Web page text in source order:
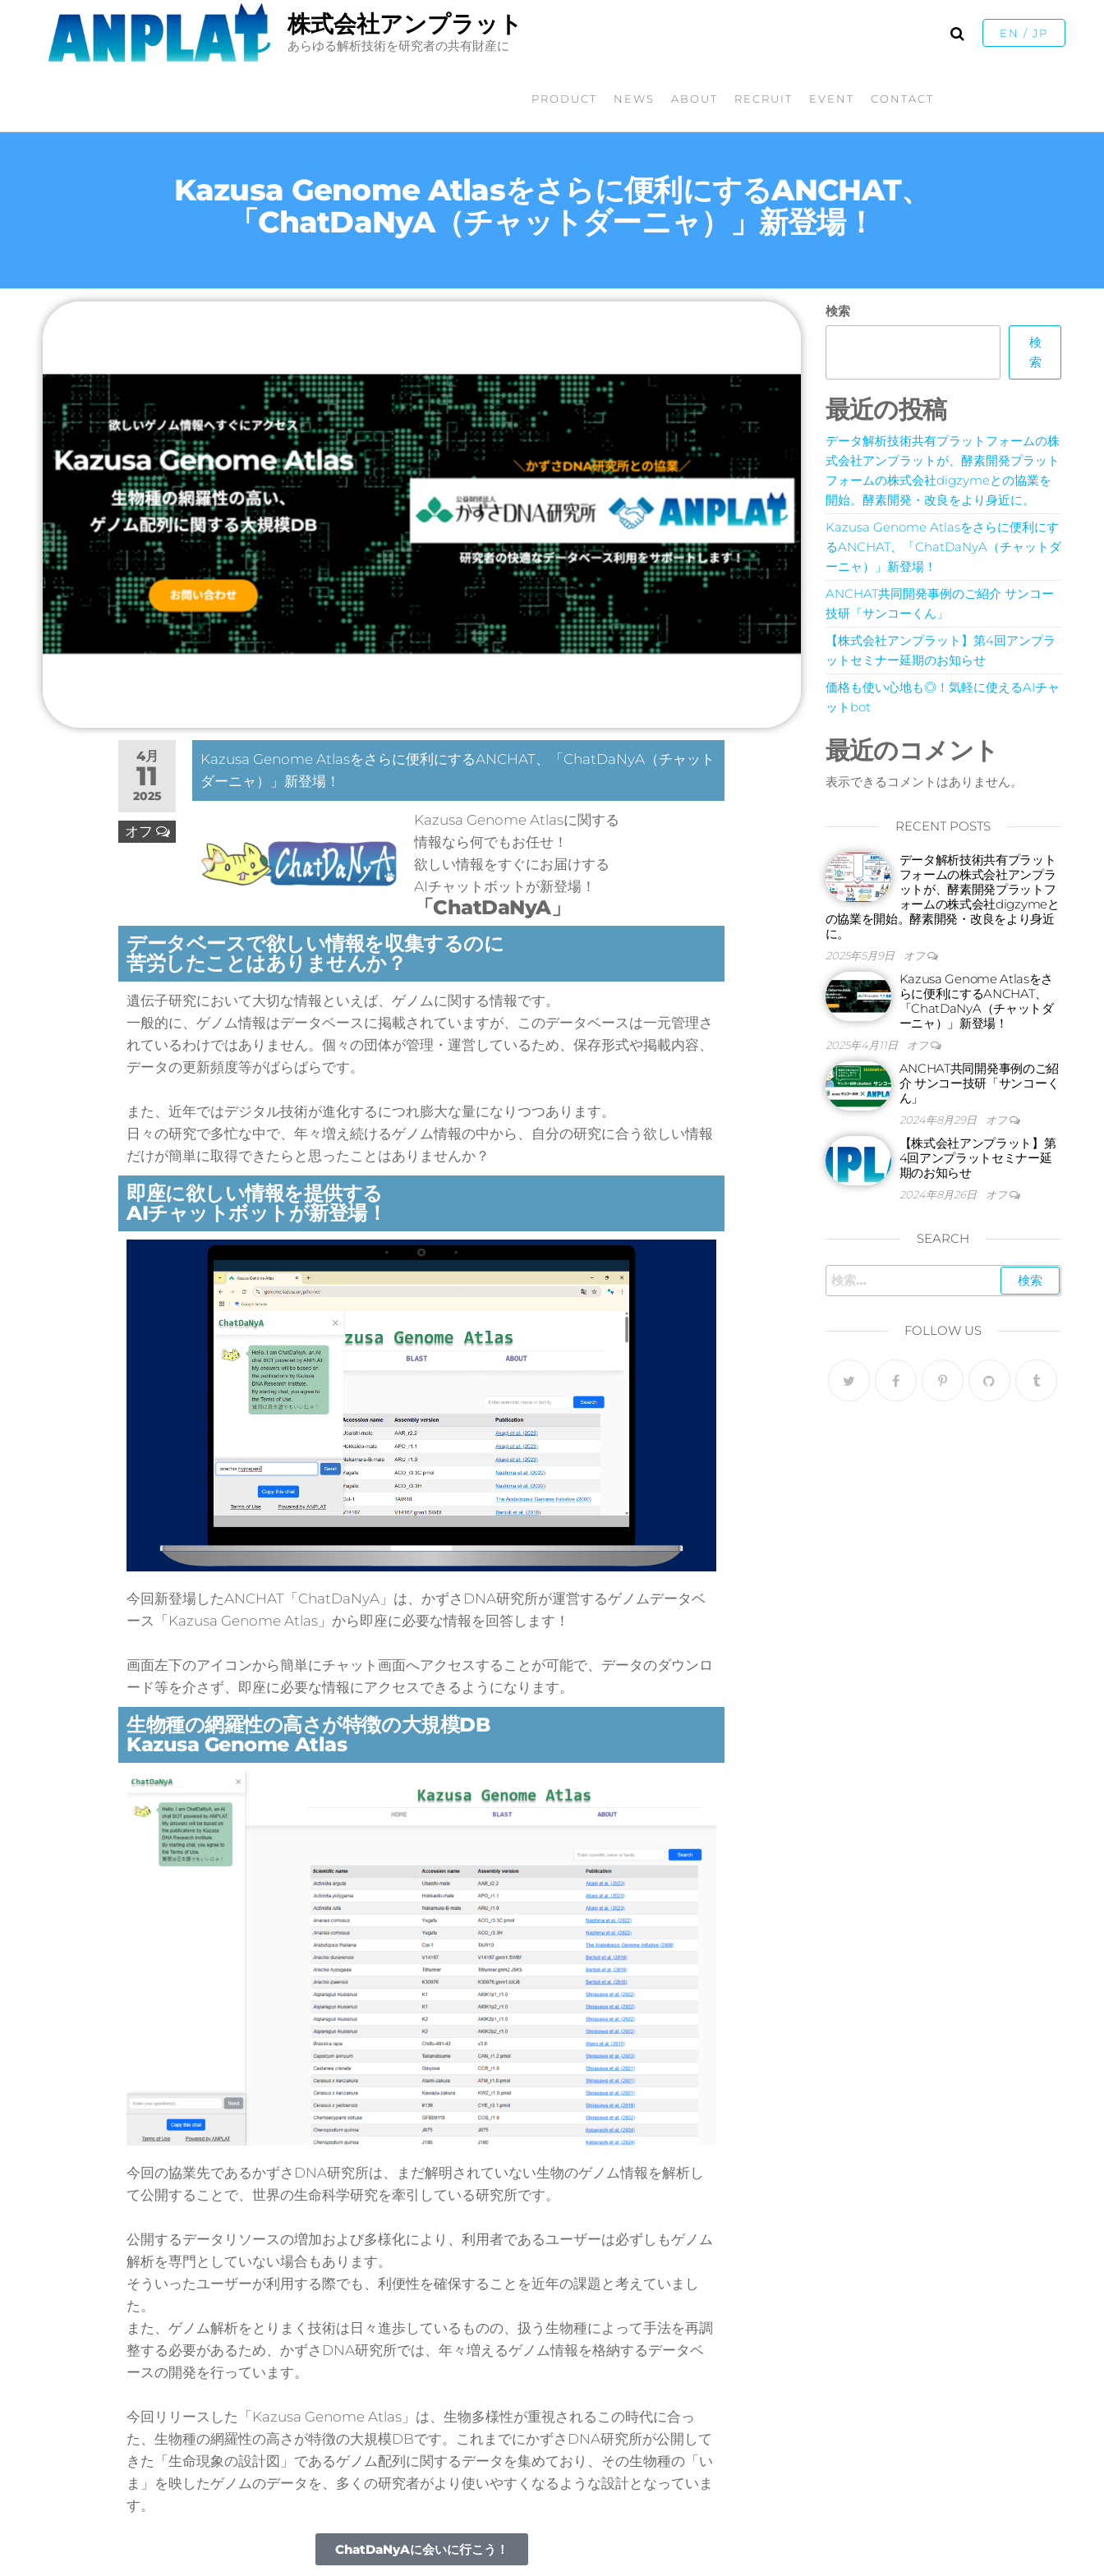
株式会社アンプラット
あらゆる解析技術を研究者の共有財産に
EN / JP
PRODUCT NEWS ABOUT RECRUIT EVENT CONTACT
Kazusa Genome Atlasをさらに便利にするANCHAT、
「ChatDaNyA（チャットダーニャ）」新登場！
4月
11
2025
オフ
Kazusa Genome Atlasをさらに便利にするANCHAT、「ChatDaNyA（チャット
ダーニャ）」新登場！
Kazusa Genome Atlasに関する
情報なら何でもお任せ！
欲しい情報をすぐにお届けする
AIチャットボットが新登場！
「ChatDaNyA」
データベースで欲しい情報を収集するのに
苦労したことはありませんか？
遺伝子研究において大切な情報といえば、ゲノムに関する情報です。
一般的に、ゲノム情報はデータベースに掲載されていますが、このデータベースは一元管理さ
れているわけではありません。個々の団体が管理・運営しているため、保存形式や掲載内容、
データの更新頻度等がばらばらです。
また、近年ではデジタル技術が進化するにつれ膨大な量になりつつあります。
日々の研究で多忙な中で、年々増え続けるゲノム情報の中から、自分の研究に合う欲しい情報
だけが簡単に取得できたらと思ったことはありませんか？
即座に欲しい情報を提供する
AIチャットボットが新登場！
今回新登場したANCHAT「ChatDaNyA」は、かずさDNA研究所が運営するゲノムデータベ
ース「Kazusa Genome Atlas」から即座に必要な情報を回答します！
画面左下のアイコンから簡単にチャット画面へアクセスすることが可能で、データのダウンロ
ード等を介さず、即座に必要な情報にアクセスできるようになります。
生物種の網羅性の高さが特徴の大規模DB
Kazusa Genome Atlas
今回の協業先であるかずさDNA研究所は、まだ解明されていない生物のゲノム情報を解析し
て公開する ことで、世界の生命科学研究を牽引している研究所です。
公開するデータリソースの増加および多様化により、利用者であるユーザーは必ずしもゲノム
解析を専門としていない場合もあります。
そういったユーザーが利用する際でも、利便性を確保することを近年の課題と考えていまし
た。
また、ゲノム解析をとりまく技術は日々進歩しているものの、扱う生物種によって手法を再調
整する必要があるため、かずさDNA研究所では、年々増えるゲノム情報を格納するデータベ
ースの開発を行っています。
今回リリースした「Kazusa Genome Atlas」は、生物多様性が重視されるこの時代に合っ
た、生物種の網羅性の高さが特徴の大規模DBです。これまでにかずさDNA研究所が公開して
きた「生命現象の設計図」であるゲノム配列に関するデータを集めており、その生物種の「い
ま」を映したゲノムのデータを、多くの研究者がより使いやすくなるような設計となっていま
す。
ChatDaNyAに会いに行こう！
検索
検
索
最近の投稿
データ解析技術共有プラットフォームの株
式会社アンプラットが、酵素開発プラット
フォームの株式会社digzymeとの協業を
開始。酵素開発・改良をより身近に。
Kazusa Genome Atlasをさらに便利にす
るANCHAT、「ChatDaNyA（チャットダ
ーニャ）」新登場！
ANCHAT共同開発事例のご紹介 サンコー
技研「サンコーくん」
【株式会社アンプラット】第4回アンプラ
ットセミナー延期のお知らせ
価格も使い心地も◎！気軽に使えるAIチャ
ットbot
最近のコメント
表示できるコメントはありません。
RECENT POSTS
データ解析技術共有プラット
フォームの株式会社アンプラ
ットが、酵素開発プラットフ
ォームの株式会社digzymeと
の協業を開始。酵素開発・改良をより身近
に。
2025年5月9日 オフ
Kazusa Genome Atlasをさ
らに便利にするANCHAT、
「ChatDaNyA（チャットダ
ーニャ）」新登場！
2025年4月11日 オフ
ANCHAT共同開発事例のご紹
介 サンコー技研「サンコーく
ん」
2024年8月29日 オフ
【株式会社アンプラット】第
4回アンプラットセミナー延
期のお知らせ
2024年8月26日 オフ
SEARCH
FOLLOW US